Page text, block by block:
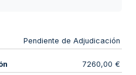
Pendiente de Adjudicación
7260,00 €